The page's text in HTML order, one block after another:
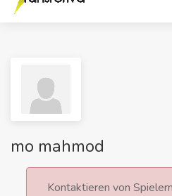
mo mahmod
Kontaktieren von